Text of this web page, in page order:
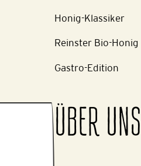
Honig-Klassiker
Reinster Bio-Honig
Gastro-Edition
ÜBER UNS